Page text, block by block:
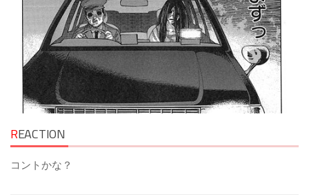
REACTION
コントかな？